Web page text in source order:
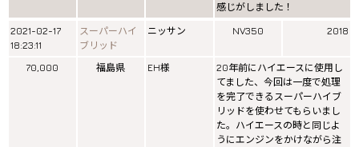
感じがしました！
2021-02-17
18:23:11
スーパーハイ
ブリッド
ニッサン NV350 2018
70,000 福島県 EH様
20年前にハイエースに使用し
てました、今回は一度で処理
を完了できるスーパーハイブ
リッドを使わせてもらいまし
た。ハイエースの時と同じよ
うにエンジンをかけながら注